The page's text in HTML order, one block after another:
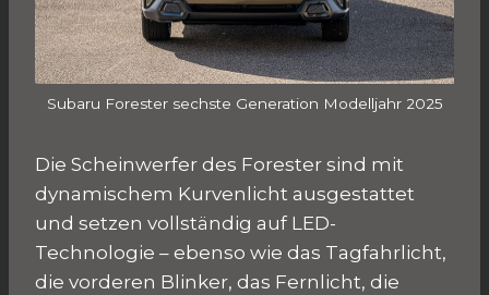
Subaru Forester sechste Generation Modelljahr 2025
Die Scheinwerfer des Forester sind mit
dynamischem Kurvenlicht ausgestattet
und setzen vollständig auf LED-
Technologie – ebenso wie das Tagfahrlicht,
die vorderen Blinker, das Fernlicht, die